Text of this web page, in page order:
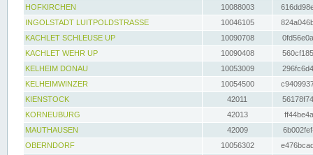
HOFKIRCHEN
10088003
INGOLSTADT LUITPOLDSTRASSE
10046105
KACHLET SCHLEUSE UP
10090708
KACHLET WEHR UP
10090408
KELHEIM DONAU
10053009
KELHEIMWINZER
10054500
KIENSTOCK
42011
KORNEUBURG
42013
MAUTHAUSEN
42009
OBERNDORF
10056302